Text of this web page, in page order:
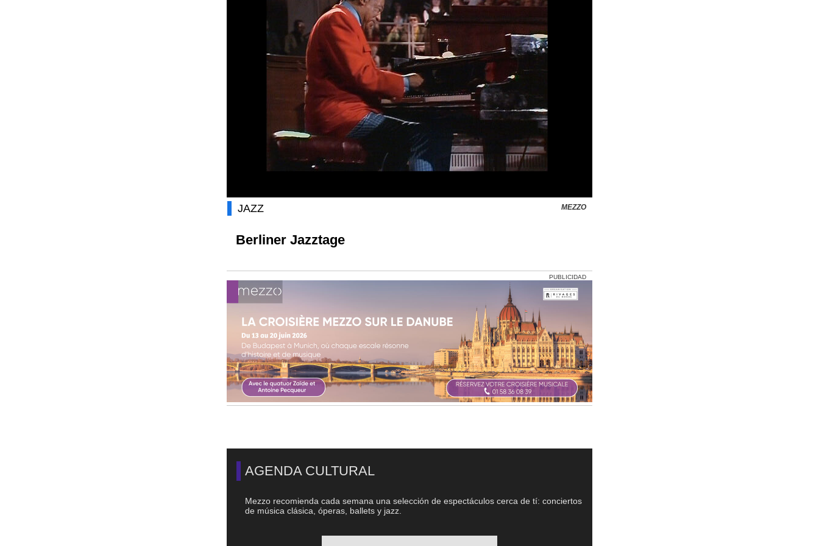
JAZZ
Berliner Jazztage
MEZZO
PUBLICIDAD
AGENDA CULTURAL
Mezzo recomienda cada semana una selección de espectáculos cerca de tí: conciertos
de música clásica, óperas, ballets y jazz.